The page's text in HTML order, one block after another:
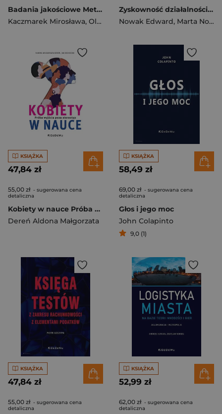
Badania jakościowe Metody i zastosowania
Kaczmarek Mirosława, Olejnik Iwona ,Agnieszka Springer
Zyskowność działalności gospodarczej
Nowak Edward, Marta Nowak
KSIĄŻKA
47,84 zł
55,00 zł - sugerowana cena
detaliczna
Kobiety w nauce Próba wyjścia poza stereotyp
Dereń Aldona Małgorzata
KSIĄŻKA
58,49 zł
69,00 zł - sugerowana cena
detaliczna
Głos i jego moc
John Colapinto
9,0 (1)
KSIĄŻKA
47,84 zł
55,00 zł - sugerowana cena
detaliczna
KSIĄŻKA
52,99 zł
62,00 zł - sugerowana cena
detaliczna